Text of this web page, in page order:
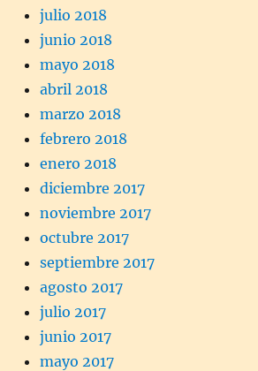
julio 2018
junio 2018
mayo 2018
abril 2018
marzo 2018
febrero 2018
enero 2018
diciembre 2017
noviembre 2017
octubre 2017
septiembre 2017
agosto 2017
julio 2017
junio 2017
mayo 2017